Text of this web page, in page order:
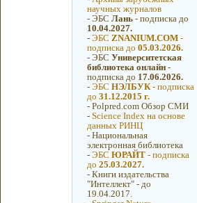
научных журналов
- ЭБС Лань- подписка до
10.04.2027.
- ЭБС ZNANIUM.COM-
подписка до 05.03.2026.
- ЭБС Университетская
библиотека онлайн-
подписка до 17.06.2026.
- ЭБС НЭЛБУК- подписка
до 31.12.2015 г.
- Polpred.com Обзор СМИ
- Science Index на основе
данных РИНЦ
- Национальная
электронная библиотека
- ЭБС ЮРАЙТ- подписка
до 25.03.2027.
- Книги издательства
"Интеллект" - до
19.04.2017.